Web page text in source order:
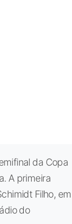
da Copa
A primeira
Filho, em
do